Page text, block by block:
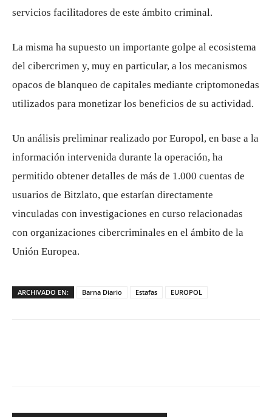
servicios facilitadores de este ámbito criminal.
La misma ha supuesto un importante golpe al ecosistema
del cibercrimen y, muy en particular, a los mecanismos
opacos de blanqueo de capitales mediante criptomonedas
utilizados para monetizar los beneficios de su actividad.
Un análisis preliminar realizado por Europol, en base a la
información intervenida durante la operación, ha
permitido obtener detalles de más de 1.000 cuentas de
usuarios de Bitzlato, que estarían directamente
vinculadas con investigaciones en curso relacionadas
con organizaciones cibercriminales en el ámbito de la
Unión Europea.
ARCHIVADO EN: Barna Diario Estafas EUROPOL